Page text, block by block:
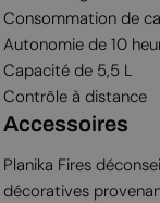
Consommation de
Autonomie de 10
Capacité de 5,5 L
Contrôle à distance
Accessoires
Planika Fires
décoratives